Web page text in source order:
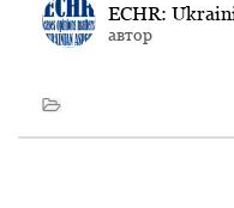
ECHR:
автор